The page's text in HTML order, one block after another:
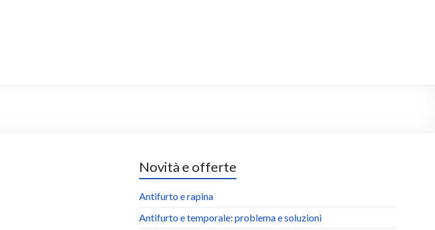
Novità e offerte
Antifurto e rapina
Antifurto e temporale: problema e soluzioni